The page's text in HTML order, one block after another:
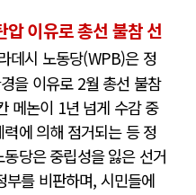
이유로 총선 불참 선
시 노동당(WPB)은 정
을 이유로 2월 총선 불참
메논이 1년 넘게 수감 중
에 의해 점거되는 등 정
당은 중립성을 잃은 선거
를 비판하며, 시민들에